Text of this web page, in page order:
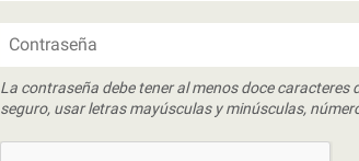
Contraseña
La contraseña debe tener al menos doce caracteres
seguro, usar letras mayúsculas y minúsculas,